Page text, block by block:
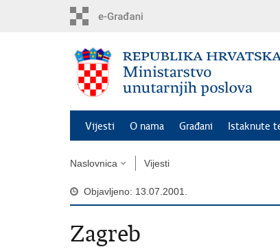
Vijesti O nama Građani Istaknute
Naslovnica Vijesti
Objavljeno: 13.07.2001.
Zagreb